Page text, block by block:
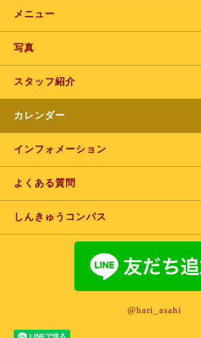
メニュー
写真
スタッフ紹介
カレンダー
インフォメーション
よくある質問
しんきゅうコンパス
@hari_asahi